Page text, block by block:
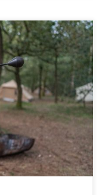
verzonnen?
telefoon, tablet of
Het aantal tickets is